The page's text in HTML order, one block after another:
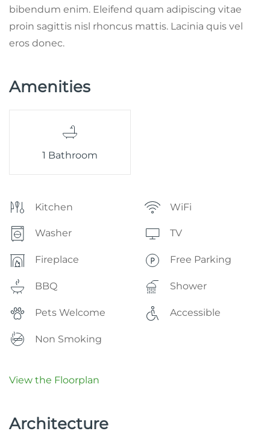
bibendum enim. Eleifend quam adipiscing vitae
proin sagittis nisl rhoncus mattis. Lacinia quis vel
eros donec.
Amenities
1 Bathroom
Kitchen WiFi
Washer TV
Fireplace Free Parking
BBQ Shower
Pets Welcome Accessible
Non Smoking
View the Floorplan
Architecture